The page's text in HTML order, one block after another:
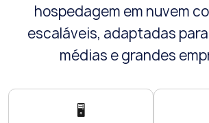
hospedagem em nuvem
escaláveis, adaptadas
médias e grandes
🖥️